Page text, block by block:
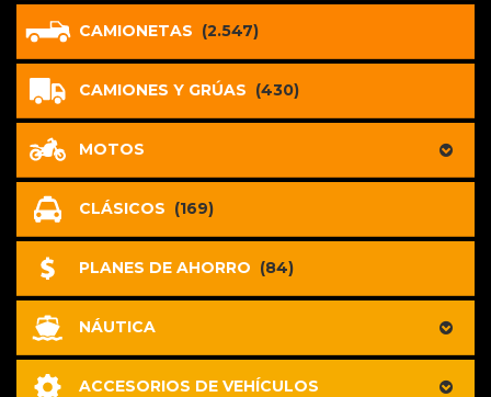
CAMIONETAS (2.547)
CAMIONES Y GRÚAS (430)
MOTOS
CLÁSICOS (169)
PLANES DE AHORRO (84)
NÁUTICA
ACCESORIOS DE VEHÍCULOS